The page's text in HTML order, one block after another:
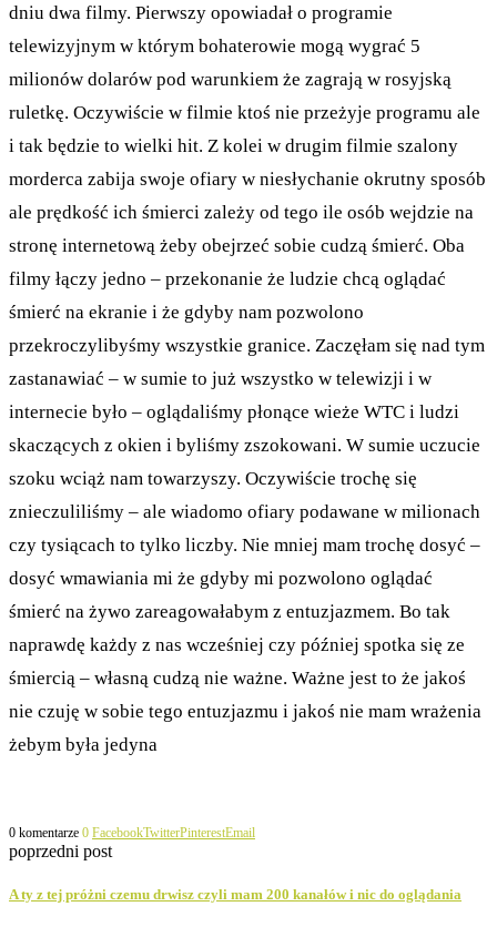
dniu dwa filmy. Pierwszy opowiadał o programie
telewizyjnym w którym bohaterowie mogą wygrać 5
milionów dolarów pod warunkiem że zagrają w rosyjską
ruletkę. Oczywiście w filmie ktoś nie przeżyje programu ale
i tak będzie to wielki hit. Z kolei w drugim filmie szalony
morderca zabija swoje ofiary w niesłychanie okrutny sposób
ale prędkość ich śmierci zależy od tego ile osób wejdzie na
stronę internetową żeby obejrzeć sobie cudzą śmierć. Oba
filmy łączy jedno – przekonanie że ludzie chcą oglądać
śmierć na ekranie i że gdyby nam pozwolono
przekroczylibyśmy wszystkie granice. Zaczęłam się nad tym
zastanawiać – w sumie to już wszystko w telewizji i w
internecie było – oglądaliśmy płonące wieże WTC i ludzi
skaczących z okien i byliśmy zszokowani. W sumie uczucie
szoku wciąż nam towarzyszy. Oczywiście trochę się
znieczuliliśmy – ale wiadomo ofiary podawane w milionach
czy tysiącach to tylko liczby. Nie mniej mam trochę dosyć –
dosyć wmawiania mi że gdyby mi pozwolono oglądać
śmierć na żywo zareagowałabym z entuzjazmem. Bo tak
naprawdę każdy z nas wcześniej czy później spotka się ze
śmiercią – własną cudzą nie ważne. Ważne jest to że jakoś
nie czuję w sobie tego entuzjazmu i jakoś nie mam wrażenia
żebym była jedyna
0 komentarze 0 FacebookTwitterPinterestEmail
poprzedni post
A ty z tej próżni czemu drwisz czyli mam 200 kanałów i nic do oglądania